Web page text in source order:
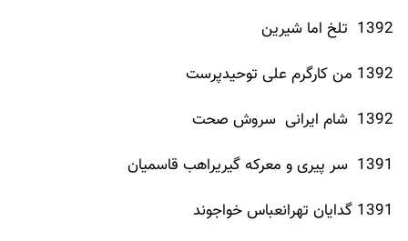
1392 تلخ اما شیرین
1392 من کارگرم علی توحیدپرست
1392 شام ایرانی سروش صحت
1391 سر پیری و معرکه گیریراهب قاسمیان
1391 گدایان تهرانعباس خواجوند